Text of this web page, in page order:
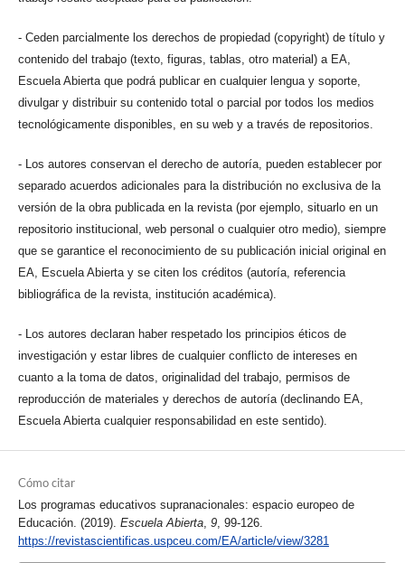
- Ceden parcialmente los derechos de propiedad (copyright) de título y
contenido del trabajo (texto, figuras, tablas, otro material) a EA,
Escuela Abierta que podrá publicar en cualquier lengua y soporte,
divulgar y distribuir su contenido total o parcial por todos los medios
tecnológicamente disponibles, en su web y a través de repositorios.
- Los autores conservan el derecho de autoría, pueden establecer por
separado acuerdos adicionales para la distribución no exclusiva de la
versión de la obra publicada en la revista (por ejemplo, situarlo en un
repositorio institucional, web personal o cualquier otro medio), siempre
que se garantice el reconocimiento de su publicación inicial original en
EA, Escuela Abierta y se citen los créditos (autoría, referencia
bibliográfica de la revista, institución académica).
- Los autores declaran haber respetado los principios éticos de
investigación y estar libres de cualquier conflicto de intereses en
cuanto a la toma de datos, originalidad del trabajo, permisos de
reproducción de materiales y derechos de autoría (declinando EA,
Escuela Abierta cualquier responsabilidad en este sentido).
Cómo citar
Los programas educativos supranacionales: espacio europeo de
Educación. (2019). Escuela Abierta, 9, 99-126.
https://revistascientificas.uspceu.com/EA/article/view/3281